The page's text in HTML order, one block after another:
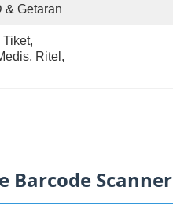
& Getaran
Ritel,
Barcode Scanner